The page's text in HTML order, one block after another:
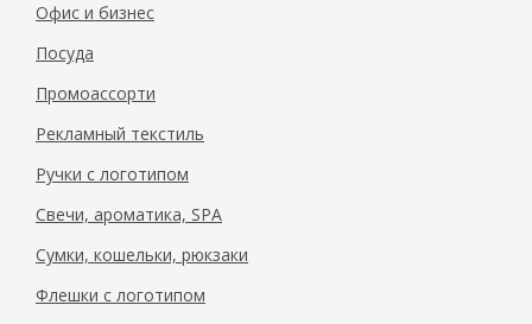
Офис и бизнес
Посуда
Промоассорти
Рекламный текстиль
Ручки с логотипом
Свечи, ароматика, SPA
Сумки, кошельки, рюкзаки
Флешки с логотипом